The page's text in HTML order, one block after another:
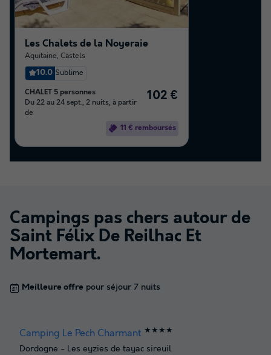
Les Chalets de la Noyeraie
Aquitaine, Castels
10.0 Sublime
CHALET 5 personnes
Du 22 au 24 sept., 2 nuits, à partir
de
102 €
11 € remboursés
Campings pas chers autour de
Saint Félix De Reilhac Et
Mortemart.
Meilleure offre pour séjour 7 nuits
Camping Le Pech Charmant ★★★★
Dordogne - Les eyzies de tayac sireuil